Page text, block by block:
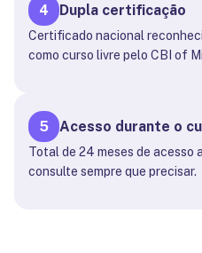
4 Dupla certificação
Certificado nacional
como curso livre pelo CBI of
5 Acesso durante o
Total de 24 meses de acesso
consulte sempre que precisar.